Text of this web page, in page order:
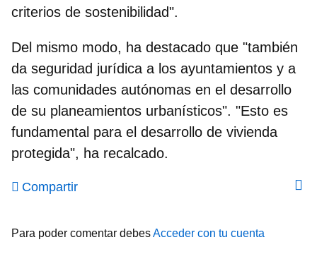
criterios de sostenibilidad".
Del mismo modo, ha destacado que "también
da seguridad jurídica a los ayuntamientos y a
las comunidades autónomas en el desarrollo
de su planeamientos urbanísticos". "Esto es
fundamental para el desarrollo de vivienda
protegida", ha recalcado.
Compartir
Para poder comentar debesAcceder con tu cuenta